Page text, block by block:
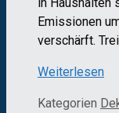
Emissionen
verschärft.
Weiterlesen
Kategorien